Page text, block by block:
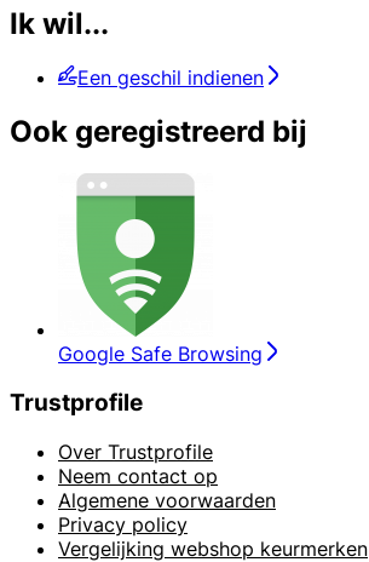
Ik wil...
Een geschil indienen
Ook geregistreerd bij
Google Safe Browsing
Trustprofile
Over Trustprofile
Neem contact op
Algemene voorwaarden
Privacy policy
Vergelijking webshop keurmerken